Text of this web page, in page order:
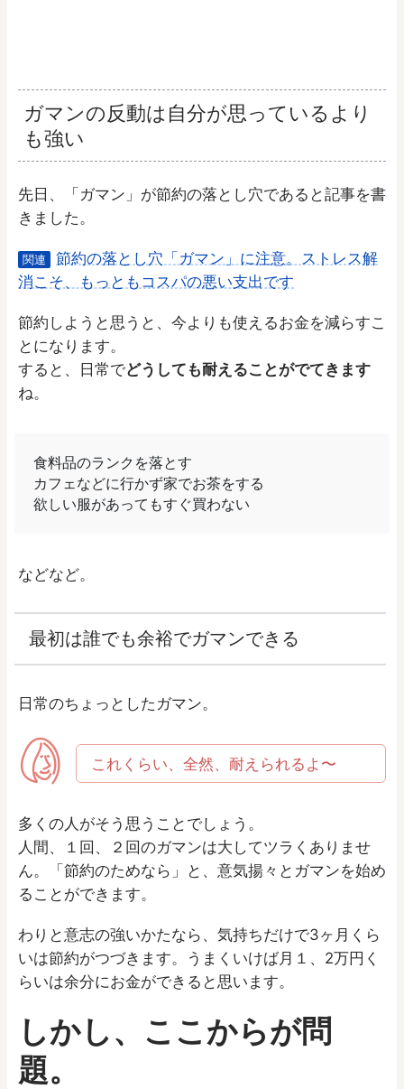
ガマンの反動は自分が思っているより
も強い
先日、「ガマン」が節約の落とし穴であると記事を書
きました。
関連
節約の落とし穴「ガマン」に注意。ストレス解
消こそ、もっともコスパの悪い支出です
節約しようと思うと、今よりも使えるお金を減らすこ
とになります。
すると、日常でどうしても耐えることがでてきます
ね。
食料品のランクを落とす
カフェなどに行かず家でお茶をする
欲しい服があってもすぐ買わない
などなど。
最初は誰でも余裕でガマンできる
日常のちょっとしたガマン。
これくらい、全然、耐えられるよ〜
多くの人がそう思うことでしょう。
人間、１回、２回のガマンは大してツラくありませ
ん。「節約のためなら」と、意気揚々とガマンを始め
ることができます。
わりと意志の強いかたなら、気持ちだけで3ヶ月くら
いは節約がつづきます。うまくいけば月１、2万円く
らいは余分にお金ができると思います。
しかし、ここからが問
題。